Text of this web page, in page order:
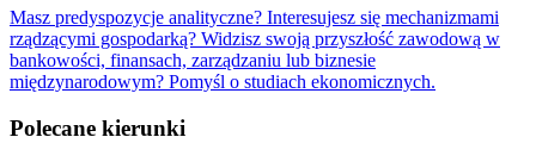
Masz predyspozycje analityczne? Interesujesz się mechanizmami
rządzącymi gospodarką? Widzisz swoją przyszłość zawodową w
bankowości, finansach, zarządzaniu lub biznesie
międzynarodowym? Pomyśl o studiach ekonomicznych.
Polecane kierunki